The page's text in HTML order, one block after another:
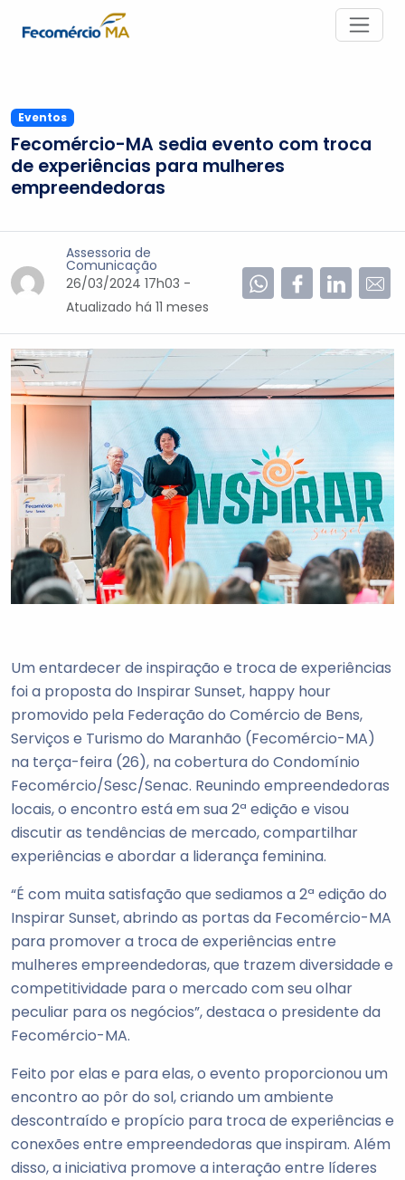
Eventos
Fecomércio-MA sedia evento com troca
de experiências para mulheres
empreendedoras
Assessoria de
Comunicação
26/03/2024 17h03 -
Atualizado há 11 meses
Um entardecer de inspiração e troca de experiências
foi a proposta do Inspirar Sunset, happy hour
promovido pela Federação do Comércio de Bens,
Serviços e Turismo do Maranhão (Fecomércio-MA)
na terça-feira (26), na cobertura do Condomínio
Fecomércio/Sesc/Senac. Reunindo empreendedoras
locais, o encontro está em sua 2ª edição e visou
discutir as tendências de mercado, compartilhar
experiências e abordar a liderança feminina.
“É com muita satisfação que sediamos a 2ª edição do
Inspirar Sunset, abrindo as portas da Fecomércio-MA
para promover a troca de experiências entre
mulheres empreendedoras, que trazem diversidade e
competitividade para o mercado com seu olhar
peculiar para os negócios”, destaca o presidente da
Fecomércio-MA.
Feito por elas e para elas, o evento proporcionou um
encontro ao pôr do sol, criando um ambiente
descontraído e propício para troca de experiências e
conexões entre empreendedoras que inspiram. Além
disso, a iniciativa promove a interação entre líderes